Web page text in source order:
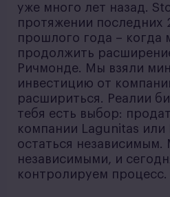
уже много лет назад.
протяжении последних
прошлого года – когда
продолжить
Ричмонде. Мы взяли
инвестицию от
расшириться. Реалии
тебя есть выбор:
компании Lagunitas или
остаться независимым.
независимыми, и
контролируем процесс.